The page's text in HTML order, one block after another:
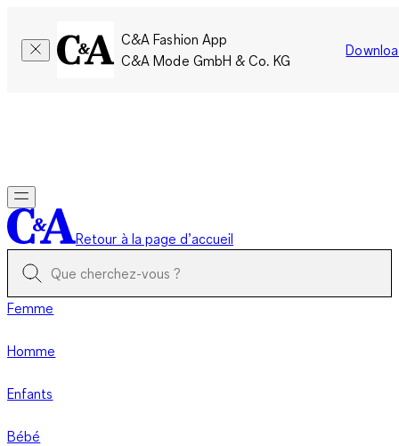
C&A Fashion App
C&A Mode GmbH & Co. KG
Retour à la page d’accueil
Femme
Homme
Enfants
Bébé